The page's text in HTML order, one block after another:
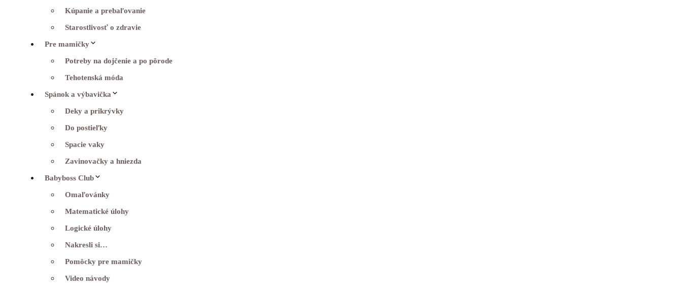
Kúpanie a prebaľovanie
Starostlivosť o zdravie
Pre mamičky
Potreby na dojčenie a po pôrode
Tehotenská móda
Spánok a výbavička
Deky a prikrývky
Do postieľky
Spacie vaky
Zavinovačky a hniezda
Babyboss Club
Omaľovánky
Matematické úlohy
Logické úlohy
Nakresli si…
Pomôcky pre mamičky
Video návody